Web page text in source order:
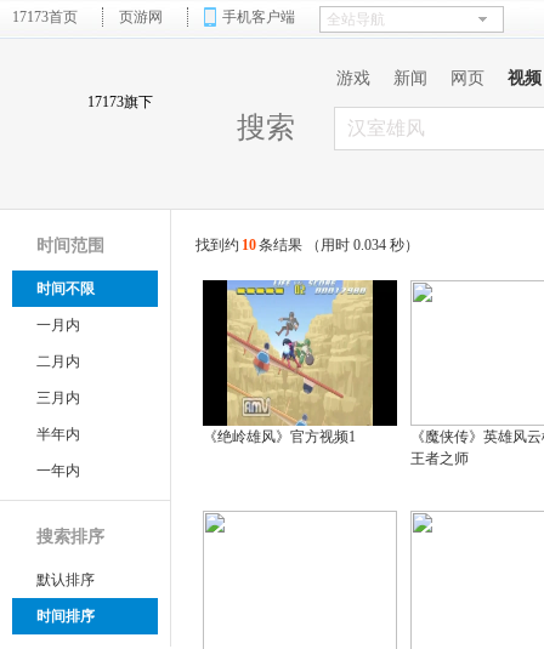
17173首页 页游网 手机客户端
17173旗下
游戏 新闻 网页 视频
搜索
时间范围
时间不限
一月内
二月内
三月内
半年内
一年内
搜索排序
默认排序
时间排序
找到约 10条结果 （用时 0.034 秒）
《绝岭雄风》官方视频1
《魔侠传》英雄风
王者之师